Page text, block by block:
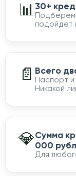
📊30+
Подберем
подойдет
📄 Всего
Паспорт
Никакой
💎Сумма
000
Для